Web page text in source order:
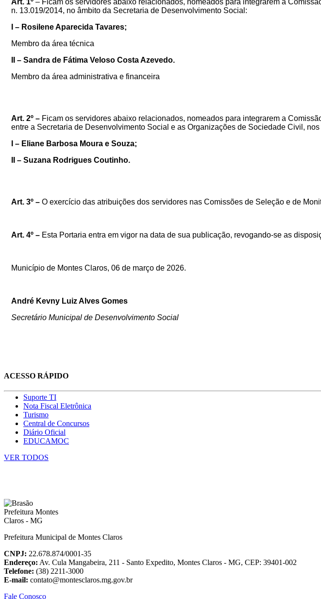
n. 13.019/2014, no âmbito da Secretaria de Desenvolvimento Social:
– Rosilene Aparecida Tavares;
Membro da área técnica
– Sandra de Fátima Veloso Costa Azevedo.
Membro da área administrativa e financeira
Art. 2º – Ficam os servidores abaixo relacionados, nomeados para integrarem a
entre a Secretaria de Desenvolvimento Social e as Organizações de Sociedade Civil,
I – Eliane Barbosa Moura e Souza;
II – Suzana Rodrigues Coutinho.
Art. 3º – O exercício das atribuições dos servidores nas Comissões de Seleção e de
Art. 4º – Esta Portaria entra em vigor na data de sua publicação, revogando-se as
Município de Montes Claros, 06 de março de 2026.
André Kevny Luiz Alves Gomes
Secretário Municipal de Desenvolvimento Social
ACESSO RÁPIDO
Suporte TI
Nota Fiscal Eletrônica
Turismo
Central de Concursos
Diário Oficial
EDUCAMOC
VER TODOS
Prefeitura Municipal de Montes Claros
CNPJ: 22.678.874/0001-35
Endereço: Av. Cula Mangabeira, 211 - Santo Expedito, Montes Claros - MG, CEP: 39401-002
Telefone: (38) 2211-3000
E-mail: contato@montesclaros.mg.gov.br
Fale Conosco